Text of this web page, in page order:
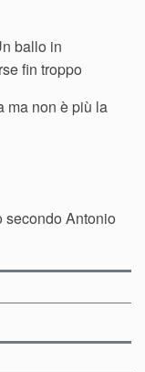
ballo in
fin troppo
ma non è più la
Antonio